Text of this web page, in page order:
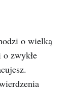
o wielką
zwykłe